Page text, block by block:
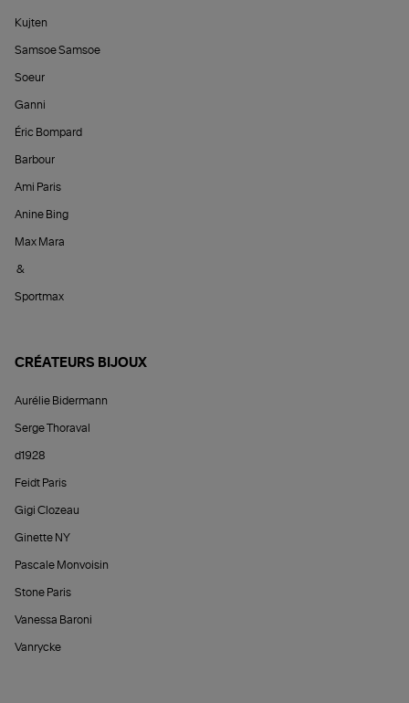
Kujten
Samsoe Samsoe
Soeur
Ganni
Éric Bompard
Barbour
Ami Paris
Anine Bing
Max Mara
&
Sportmax
CRÉATEURS BIJOUX
Aurélie Bidermann
Serge Thoraval
d1928
Feidt Paris
Gigi Clozeau
Ginette NY
Pascale Monvoisin
Stone Paris
Vanessa Baroni
Vanrycke